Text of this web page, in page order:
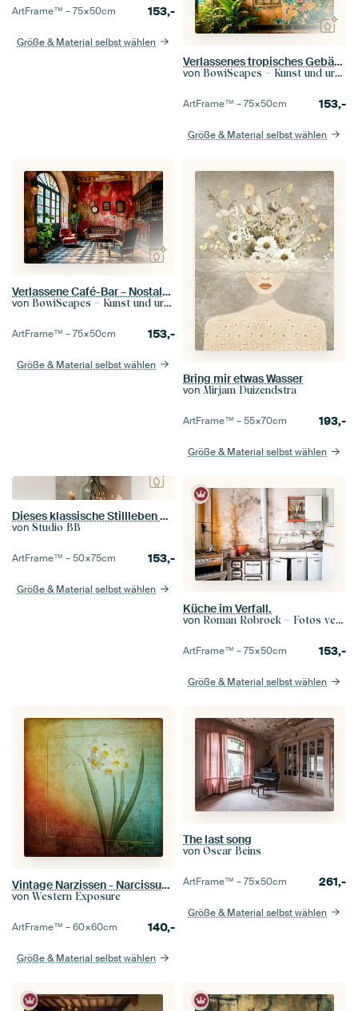
ArtFrame™ –75×50cm 153,-
Größe & Material selbst wählen
Verlassenes tropisches Gebäude – Farbenfrohes Urban-Exploration-Foto
von BowiScapes – Kunst und urbane Wandgestaltung
ArtFrame™ –75×50cm 153,-
Größe & Material selbst wählen
Verlassene Café-Bar – Nostalgisches Urban Artwork
von BowiScapes – Kunst und urbane Wandgestaltung
ArtFrame™ –75×50cm 153,-
Größe & Material selbst wählen
Bring mir etwas Wasser
von Mirjam Duizendstra
ArtFrame™ –55×70cm 193,-
Größe & Material selbst wählen
Dieses klassische Stillleben mit Hortensien in einer Glasvase, umgeben von leuchtenden Kerzen und antiken Büchern, strahlt zeitlose Schönheit und heitere Ruhe aus. Die verwelkten Blumen in satten Herbsttönen, beleuchtet vom warmen Kerzenlicht, erwecken eine nostalgische und romantische Atmosphäre zum Leben, die die bezaubernde Vergänglichkeit der Natur zelebriert.
von Studio BB
ArtFrame™ –50×75cm 153,-
Größe & Material selbst wählen
Küche im Verfall.
von Roman Robroek – Fotos verlassener Gebäude
ArtFrame™ –75×50cm 153,-
Größe & Material selbst wählen
Vintage Narzissen - Narcissus jonquilla
von Western Exposure
ArtFrame™ –60×60cm 140,-
Größe & Material selbst wählen
The last song
von Oscar Beins
ArtFrame™ –75×50cm 261,-
Größe & Material selbst wählen